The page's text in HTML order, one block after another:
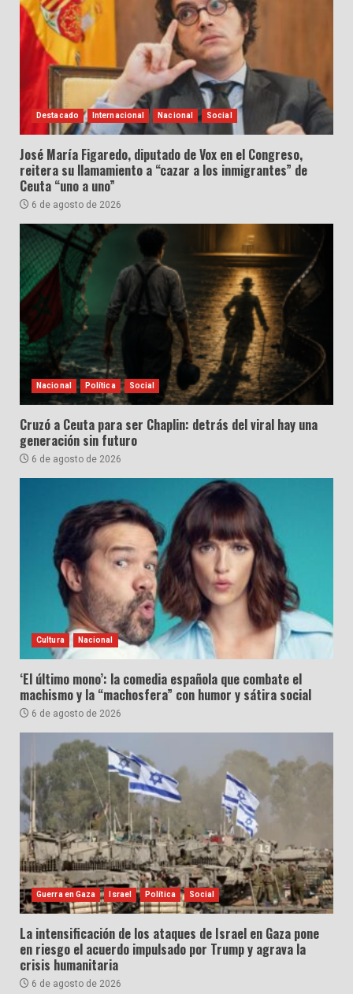
Destacado Internacional Nacional Social
José María Figaredo, diputado de Vox en el Congreso,
reitera su llamamiento a “cazar a los inmigrantes” de
Ceuta “uno a uno”
6 de agosto de 2026
Nacional Política Social
Cruzó a Ceuta para ser Chaplin: detrás del viral hay una
generación sin futuro
6 de agosto de 2026
Cultura Nacional
‘El último mono’: la comedia española que combate el
machismo y la “machosfera” con humor y sátira social
6 de agosto de 2026
Guerra en Gaza Israel Política Social
La intensificación de los ataques de Israel en Gaza pone
en riesgo el acuerdo impulsado por Trump y agrava la
crisis humanitaria
6 de agosto de 2026